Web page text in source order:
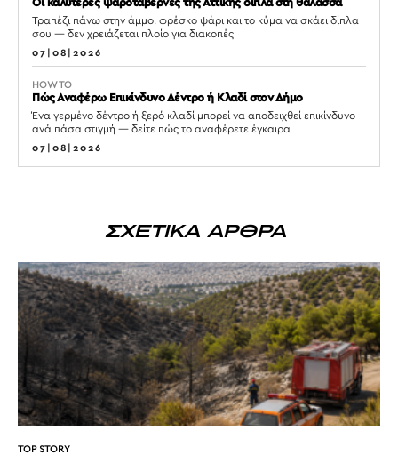
Οι καλύτερες ψαροταβέρνες της Αττικής δίπλα στη θάλασσα
Τραπέζι πάνω στην άμμο, φρέσκο ψάρι και το κύμα να σκάει δίπλα
σου — δεν χρειάζεται πλοίο για διακοπές
07|08|2026
HOW TO
Πώς Αναφέρω Επικίνδυνο Δέντρο ή Κλαδί στον Δήμο
Ένα γερμένο δέντρο ή ξερό κλαδί μπορεί να αποδειχθεί επικίνδυνο
ανά πάσα στιγμή — δείτε πώς το αναφέρετε έγκαιρα
07|08|2026
ΣΧΕΤΙΚΑ ΑΡΘΡΑ
TOP STORY